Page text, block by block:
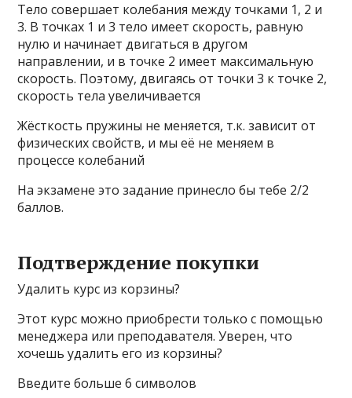
Тело совершает колебания между точками 1, 2 и
3. В точках 1 и 3 тело имеет скорость, равную
нулю и начинает двигаться в другом
направлении, и в точке 2 имеет максимальную
скорость. Поэтому, двигаясь от точки 3 к точке 2,
скорость тела увеличивается
Жёсткость пружины не меняется, т.к. зависит от
физических свойств, и мы её не меняем в
процессе колебаний
На экзамене это задание принесло бы тебе 2/2
баллов.
Подтверждение покупки
Удалить курс из корзины?
Этот курс можно приобрести только с помощью
менеджера или преподавателя. Уверен, что
хочешь удалить его из корзины?
Введите больше 6 символов